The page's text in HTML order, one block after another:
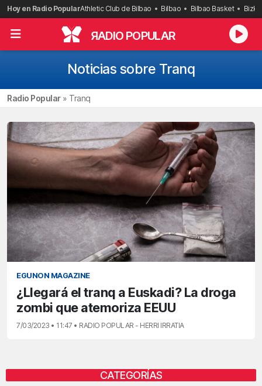
Saltar
al
contenido
Hoy en Radio PopularAthletic Club de Bilbao Bilbao Bilbao Basket
RADIO POPULAR
Noticias sobre Tranq
Radio Popular» Tranq
EGUNON MAGAZINE
¿Llegará el tranq a Euskadi? La droga
zombi que atemoriza EEUU
7/03/2023 • 11:47 • RADIO POPULAR - HERRI IRRATIA
CATEGORÍAS